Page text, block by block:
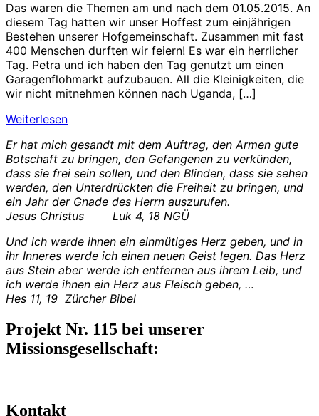
Das waren die Themen am und nach dem 01.05.2015. An
diesem Tag hatten wir unser Hoffest zum einjährigen
Bestehen unserer Hofgemeinschaft. Zusammen mit fast
400 Menschen durften wir feiern! Es war ein herrlicher
Tag. Petra und ich haben den Tag genutzt um einen
Garagenflohmarkt aufzubauen. All die Kleinigkeiten, die
wir nicht mitnehmen können nach Uganda, […]
Weiterlesen
Er hat mich gesandt mit dem Auftrag, den Armen gute
Botschaft zu bringen, den Gefangenen zu verkünden,
dass sie frei sein sollen, und den Blinden, dass sie sehen
werden, den Unterdrückten die Freiheit zu bringen, und
ein Jahr der Gnade des Herrn auszurufen.
Jesus Christus Luk 4, 18 NGÜ
Und ich werde ihnen ein einmütiges Herz geben, und in
ihr Inneres werde ich einen neuen Geist legen. Das Herz
aus Stein aber werde ich entfernen aus ihrem Leib, und
ich werde ihnen ein Herz aus Fleisch geben, …
Hes 11, 19 Zürcher Bibel
Projekt Nr. 115 bei unserer
Missionsgesellschaft:
Kontakt